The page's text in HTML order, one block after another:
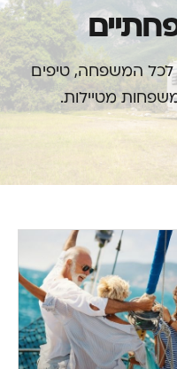
המשפחה, טיפים
מטיילות.